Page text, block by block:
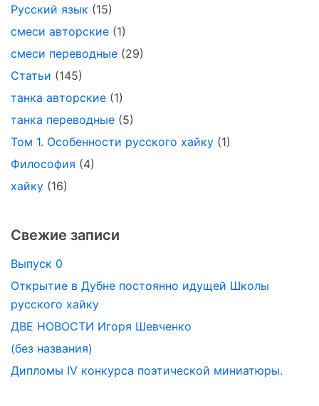
Русский язык (15)
смеси авторские (1)
смеси переводные (29)
Статьи (145)
танка авторские (1)
танка переводные (5)
Том 1. Особенности русского хайку (1)
Философия (4)
хайку (16)
Свежие записи
Выпуск 0
Открытие в Дубне постоянно идущей Школы
русского хайку
ДВЕ НОВОСТИ Игоря Шевченко
(без названия)
Дипломы IV конкурса поэтической миниатюры.